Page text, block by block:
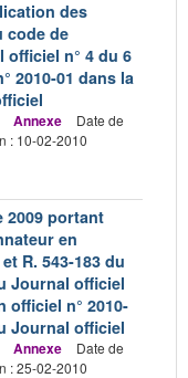
des
code de
n° 4 du 6
2010-01 dans la
Annexe
Date de
: 10-02-2010
2009 portant
en
R. 543-183 du
Journal officiel
officiel n° 2010-
Journal officiel
Annexe
Date de
: 25-02-2010